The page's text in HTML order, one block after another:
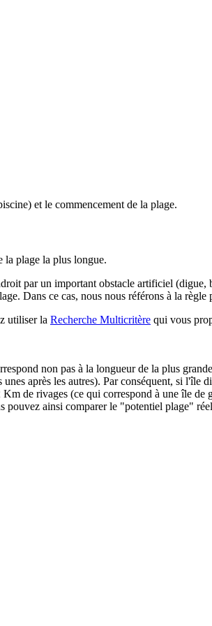
et le commencement de la plage.
la plage la plus longue.
par un important obstacle artificiel
Dans ce cas, nous nous référons à la
utiliser la Recherche Multicritère qui vous
non pas à la longueur de la plus
après les autres). Par conséquent, si
de rivages (ce qui correspond à une île
pouvez ainsi comparer le "potentiel plage"